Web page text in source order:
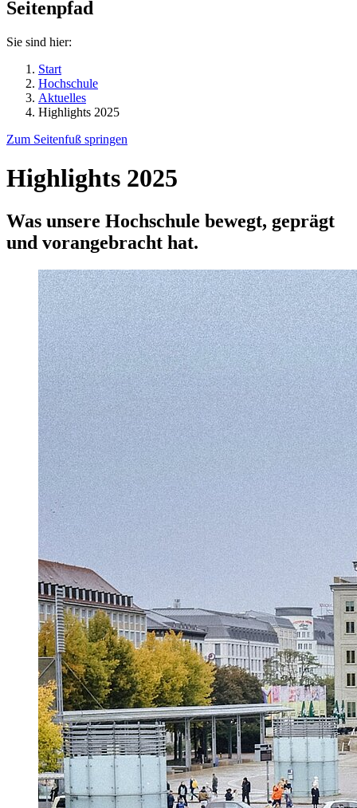
Seitenpfad
Sie sind hier:
Start
Hochschule
Aktuelles
Highlights 2025
Zum Seitenfuß springen
Highlights 2025
Was unsere Hochschule bewegt, geprägt
und vorangebracht hat.